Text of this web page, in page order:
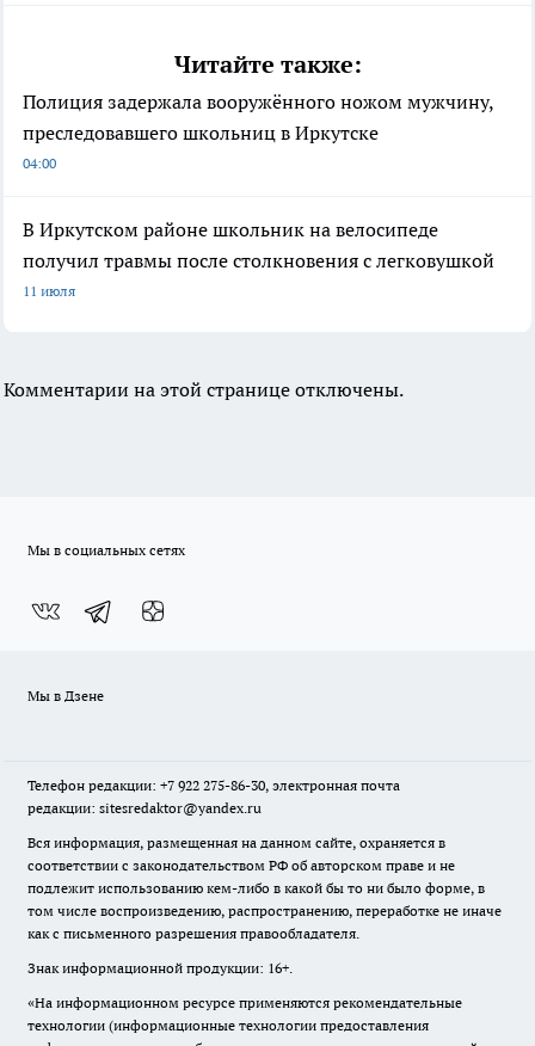
Читайте также:
Полиция задержала вооружённого ножом мужчину,
преследовавшего школьниц в Иркутске
04:00
В Иркутском районе школьник на велосипеде
получил травмы после столкновения с легковушкой
11 июля
Комментарии на этой странице отключены.
Мы в социальных сетях
Мы в Дзене
Телефон редакции: +7 922 275-86-30, электронная почта
редакции: sitesredaktor@yandex.ru
Вся информация, размещенная на данном сайте, охраняется в
соответствии с законодательством РФ об авторском праве и не
подлежит использованию кем-либо в какой бы то ни было форме, в
том числе воспроизведению, распространению, переработке не иначе
как с письменного разрешения правообладателя.
Знак информационной продукции: 16+.
«На информационном ресурсе применяются рекомендательные
технологии (информационные технологии предоставления